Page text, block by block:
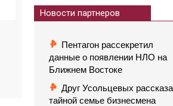
Новости партнеров
Пентагон рассекретил
данные о появлении НЛО на
Ближнем Востоке
Друг Усольцевых
тайной семье бизнесмена